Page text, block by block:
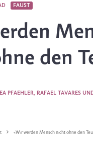
FAUST
den
PFAEHLER, RAFAEL TAVARES
«Wir werden Mensch nicht ohne den